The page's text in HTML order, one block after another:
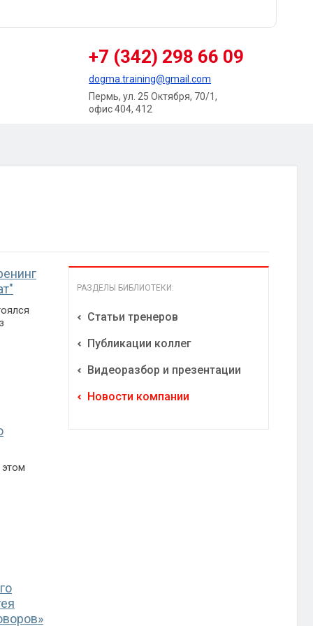
+7 (342) 298 66 09
dogma.training@gmail.com
Пермь, ул. 25 Октября, 70/1,
офис 404, 412
РАЗДЕЛЫ БИБЛИОТЕКИ:
Статьи тренеров
Публикации коллег
Видеоразбор и презентации
Новости компании